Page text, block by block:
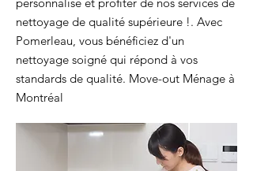
nettoyage de qualité supérieure !. Avec
Pomerleau, vous bénéficiez d'un
nettoyage soigné qui répond à vos
standards de qualité. Move-out Ménage à
Montréal